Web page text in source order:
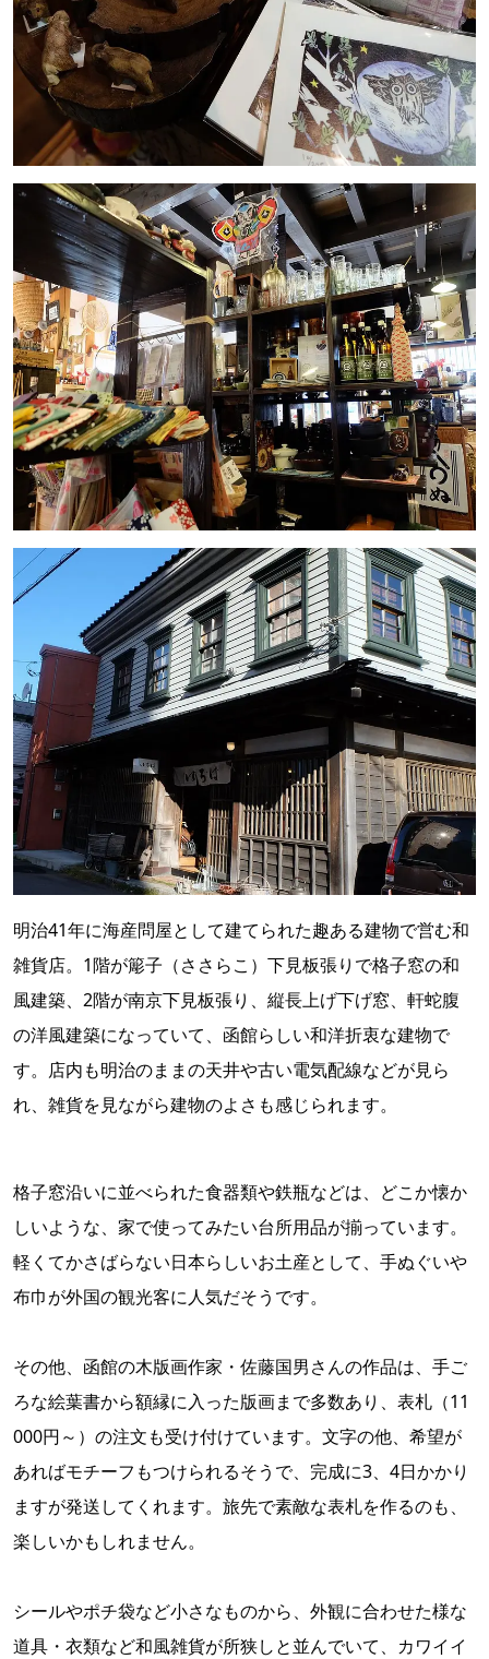
明治41年に海産問屋として建てられた趣ある建物で営む和
雑貨店。1階が簓子（ささらこ）下見板張りで格子窓の和
風建築、2階が南京下見板張り、縦長上げ下げ窓、軒蛇腹
の洋風建築になっていて、函館らしい和洋折衷な建物で
す。店内も明治のままの天井や古い電気配線などが見ら
れ、雑貨を見ながら建物のよさも感じられます。
格子窓沿いに並べられた食器類や鉄瓶などは、どこか懐か
しいような、家で使ってみたい台所用品が揃っています。
軽くてかさばらない日本らしいお土産として、手ぬぐいや
布巾が外国の観光客に人気だそうです。
その他、函館の木版画作家・佐藤国男さんの作品は、手ご
ろな絵葉書から額縁に入った版画まで多数あり、表札（11
000円～）の注文も受け付けています。文字の他、希望が
あればモチーフもつけられるそうで、完成に3、4日かかり
ますが発送してくれます。旅先で素敵な表札を作るのも、
楽しいかもしれません。
シールやポチ袋など小さなものから、外観に合わせた様な
道具・衣類など和風雑貨が所狭しと並んでいて、カワイイ